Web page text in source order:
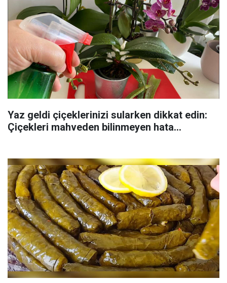
Yaz geldi çiçeklerinizi sularken dikkat edin:
Çiçekleri mahveden bilinmeyen hata...